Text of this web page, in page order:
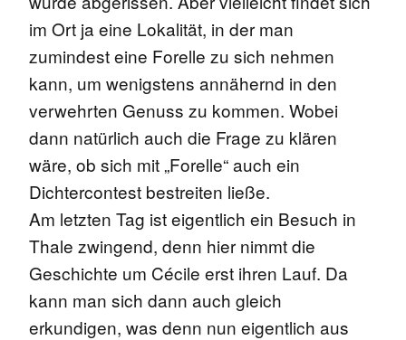
im Ort ja eine Lokalität, in der man
zumindest eine Forelle zu sich nehmen
kann, um wenigstens annähernd in den
verwehrten Genuss zu kommen. Wobei
dann natürlich auch die Frage zu klären
wäre, ob sich mit „Forelle“ auch ein
Dichtercontest bestreiten ließe.
Am letzten Tag ist eigentlich ein Besuch in
Thale zwingend, denn hier nimmt die
Geschichte um Cécile erst ihren Lauf. Da
kann man sich dann auch gleich
erkundigen, was denn nun eigentlich aus